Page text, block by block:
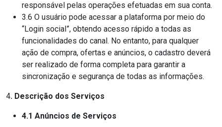
responsável pelas operações efetuadas em sua conta.
3.6 O usuário pode acessar a plataforma por meio do
“Login social”, obtendo acesso rápido a todas as
funcionalidades do canal. No entanto, para qualquer
ação de compra, ofertas e anúncios, o cadastro deverá
ser realizado de forma completa para garantir a
sincronização e segurança de todas as informações.
4. Descrição dos Serviços
4.1 Anúncios de Serviços